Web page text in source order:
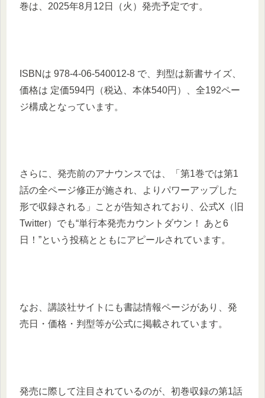
巻は、2025年8月12日（火）発売予定です。
ISBNは 978‑4‑06‑540012‑8 で、判型は新書サイズ、
価格は 定価594円（税込、本体540円）、全192ペー
ジ構成となっています。
さらに、発売前のアナウンスでは、「第1巻では第1
話の全ページ修正が施され、よりパワーアップした
形で収録される」ことが告知されており、公式X（旧
Twitter）でも“単行本発売カウントダウン！ あと6
日！”という投稿とともにアピールされています。
なお、講談社サイトにも書誌情報ページがあり、発
売日・価格・判型等が公式に掲載されています。
発売に際して注目されているのが、初巻収録の第1話